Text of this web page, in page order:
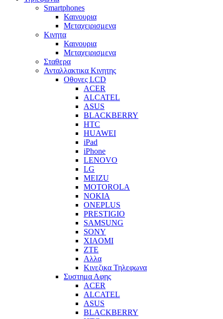
Smartphones
Καινουρια
Μεταχειρισμενα
Κινητα
Καινουρια
Μεταχειρισμενα
Σταθερα
Ανταλλακτικα Κινητης
Οθονες LCD
ACER
ALCATEL
ASUS
BLACKBERRY
HTC
HUAWEI
iPad
iPhone
LENOVO
LG
MEIZU
MOTOROLA
NOKIA
ONEPLUS
PRESTIGIO
SAMSUNG
SONY
XIAOMI
ZTE
Αλλα
Κινεζικα Τηλεφωνα
Συστημα Αφης
ACER
ALCATEL
ASUS
BLACKBERRY